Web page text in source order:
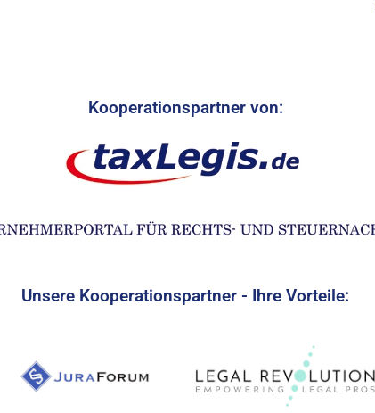
Kooperationspartner von:
Unsere Kooperationspartner - Ihre Vorteile: